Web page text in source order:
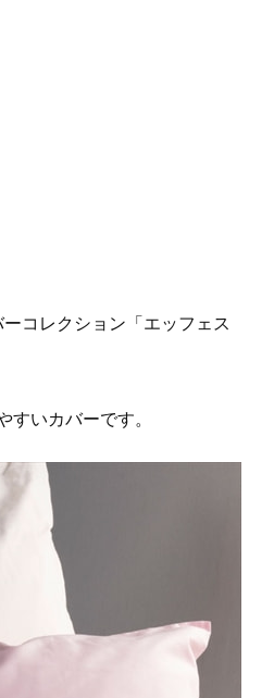
コレクション「エッフェス
いカバーです。